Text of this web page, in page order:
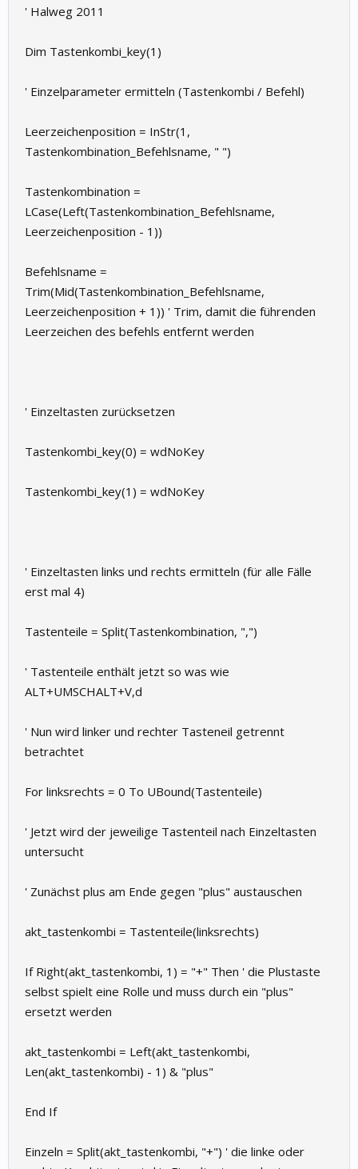
' Halweg 2011
Dim Tastenkombi_key(1)
' Einzelparameter ermitteln (Tastenkombi / Befehl)
Leerzeichenposition = InStr(1,
Tastenkombination_Befehlsname, " ")
Tastenkombination =
LCase(Left(Tastenkombination_Befehlsname,
Leerzeichenposition - 1))
Befehlsname =
Trim(Mid(Tastenkombination_Befehlsname,
Leerzeichenposition + 1)) ' Trim, damit die führenden
Leerzeichen des befehls entfernt werden
' Einzeltasten zurücksetzen
Tastenkombi_key(0) = wdNoKey
Tastenkombi_key(1) = wdNoKey
' Einzeltasten links und rechts ermitteln (für alle Fälle
erst mal 4)
Tastenteile = Split(Tastenkombination, ",")
' Tastenteile enthält jetzt so was wie
ALT+UMSCHALT+V,d
' Nun wird linker und rechter Tasteneil getrennt
betrachtet
For linksrechts = 0 To UBound(Tastenteile)
' Jetzt wird der jeweilige Tastenteil nach Einzeltasten
untersucht
' Zunächst plus am Ende gegen "plus" austauschen
akt_tastenkombi = Tastenteile(linksrechts)
If Right(akt_tastenkombi, 1) = "+" Then ' die Plustaste
selbst spielt eine Rolle und muss durch ein "plus"
ersetzt werden
akt_tastenkombi = Left(akt_tastenkombi,
Len(akt_tastenkombi) - 1) & "plus"
End If
Einzeln = Split(akt_tastenkombi, "+") ' die linke oder